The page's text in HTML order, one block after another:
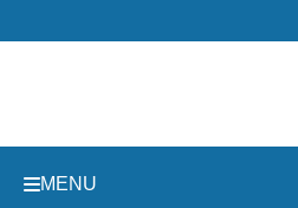
al
MENU